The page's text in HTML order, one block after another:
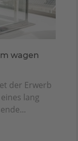
wagen
der Erwerb
lang